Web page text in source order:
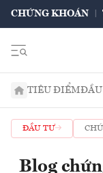
CHỨNG KHOÁN
TIÊU ĐIỂMĐẦU
ĐẦU TƯ
Blog